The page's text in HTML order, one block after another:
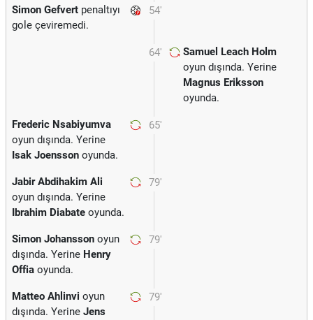
54'
Simon Gefvert penaltıyı
gole çeviremedi.
64'
Samuel Leach Holm
oyun dışında. Yerine
Magnus Eriksson
oyunda.
65'
Frederic Nsabiyumva
oyun dışında. Yerine
Isak Joensson oyunda.
79'
Jabir Abdihakim Ali
oyun dışında. Yerine
Ibrahim Diabate oyunda.
79'
Simon Johansson oyun
dışında. Yerine Henry
Offia oyunda.
79'
Matteo Ahlinvi oyun
dışında. Yerine Jens